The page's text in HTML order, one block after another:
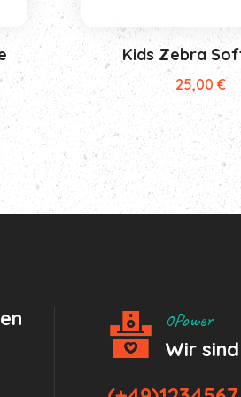
€.
Kids Zebra
25,00 €
0Power
Wir